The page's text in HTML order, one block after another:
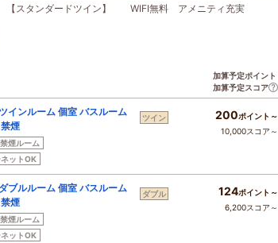
【スタンダードツイン】 WIFI無料 アメニティ充実
加算予定ポイント
加算予定スコア
インルーム 個室 バスルーム
煙
禁煙ルーム
ットOK
ツイン 200ポイント～
10,000スコア～
ブルルーム 個室 バスルーム
煙
禁煙ルーム
ットOK
ダブル 124ポイント～
6,200スコア～